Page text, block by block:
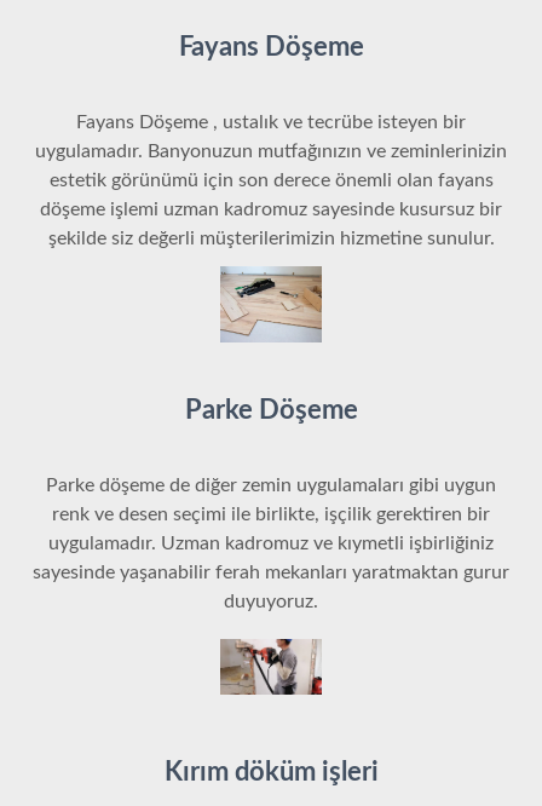
Fayans Döşeme
Fayans Döşeme , ustalık ve tecrübe isteyen bir
uygulamadır. Banyonuzun mutfağınızın ve zeminlerinizin
estetik görünümü için son derece önemli olan fayans
döşeme işlemi uzman kadromuz sayesinde kusursuz bir
şekilde siz değerli müşterilerimizin hizmetine sunulur.
Parke Döşeme
Parke döşeme de diğer zemin uygulamaları gibi uygun
renk ve desen seçimi ile birlikte, işçilik gerektiren bir
uygulamadır. Uzman kadromuz ve kıymetli işbirliğiniz
sayesinde yaşanabilir ferah mekanları yaratmaktan gurur
duyuyoruz.
Kırım döküm işleri